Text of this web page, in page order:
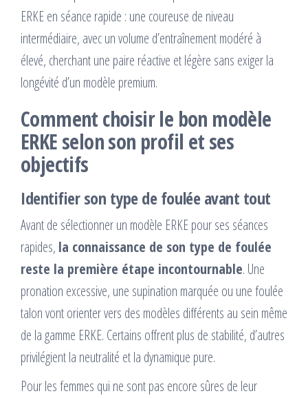
ERKE en séance rapide : une coureuse de niveau
intermédiaire, avec un volume d’entraînement modéré à
élevé, cherchant une paire réactive et légère sans exiger la
longévité d’un modèle premium.
Comment choisir le bon modèle
ERKE selon son profil et ses
objectifs
Identifier son type de foulée avant tout
Avant de sélectionner un modèle ERKE pour ses séances
rapides, la connaissance de son type de foulée
reste la première étape incontournable. Une
pronation excessive, une supination marquée ou une foulée
talon vont orienter vers des modèles différents au sein même
de la gamme ERKE. Certains offrent plus de stabilité, d’autres
privilégient la neutralité et la dynamique pure.
Pour les femmes qui ne sont pas encore sûres de leur